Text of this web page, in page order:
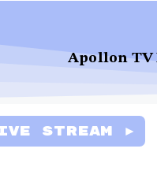
Apollon TV
Stream ►